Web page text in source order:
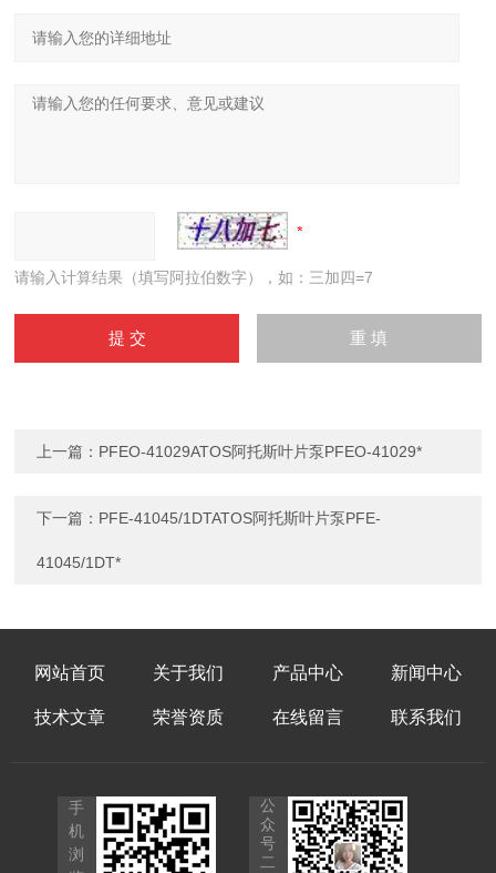
请输入计算结果（填写阿拉伯数字），如：三加四=7
上一篇： PFEO-41029ATOS阿托斯叶片泵PFEO-41029*
下一篇： PFE-41045/1DTATOS阿托斯叶片泵PFE-
41045/1DT*
网站首页 关于我们 产品中心 新闻中心
技术文章 荣誉资质 在线留言 联系我们
手
机
浏
公
众
号
二